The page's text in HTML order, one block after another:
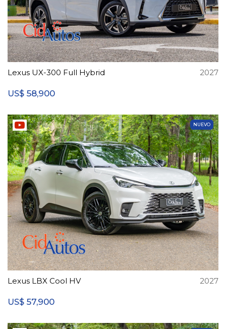
Lexus UX-300 Full Hybrid 2027
US$ 58,900
NUEVO
Lexus LBX Cool HV 2027
US$ 57,900